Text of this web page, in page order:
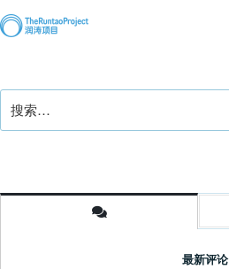
索：
最新评论